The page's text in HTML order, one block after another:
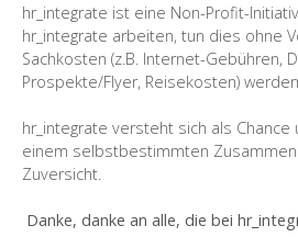
hr_integrate ist eine Non-Profit-
hr_integrate arbeiten, tun dies ohne
Sachkosten (z.B. Internet-Gebühren,
Prospekte/Flyer, Reisekosten)
hr_integrate versteht sich als Chance
einem selbstbestimmten
Zuversicht.
Danke, danke an alle, die bei